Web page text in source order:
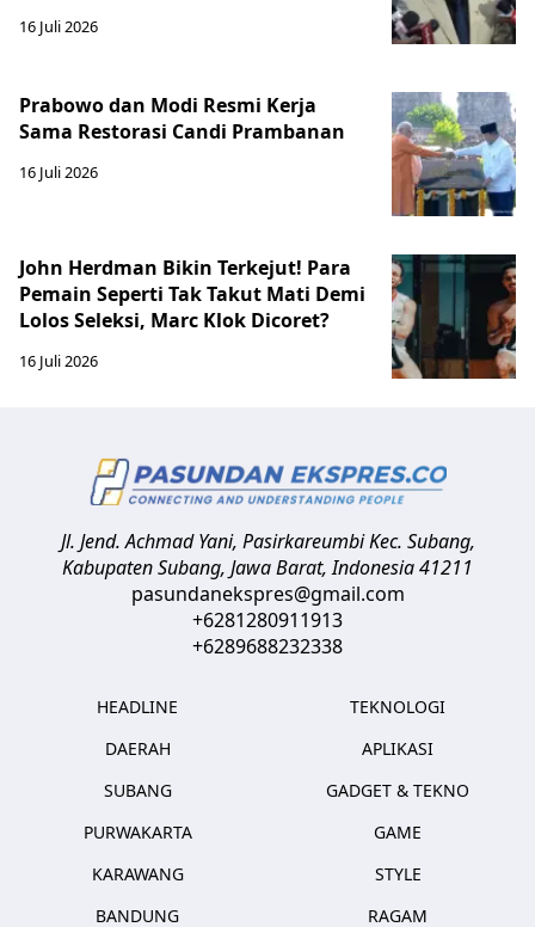
16 Juli 2026
Prabowo dan Modi Resmi Kerja
Sama Restorasi Candi Prambanan
16 Juli 2026
John Herdman Bikin Terkejut! Para
Pemain Seperti Tak Takut Mati Demi
Lolos Seleksi, Marc Klok Dicoret?
16 Juli 2026
Jl. Jend. Achmad Yani, Pasirkareumbi Kec. Subang,
Kabupaten Subang, Jawa Barat,Indonesia41211
pasundanekspres@gmail.com
+6281280911913
+6289688232338
HEADLINE
DAERAH
SUBANG
PURWAKARTA
KARAWANG
BANDUNG
TEKNOLOGI
APLIKASI
GADGET & TEKNO
GAME
STYLE
RAGAM